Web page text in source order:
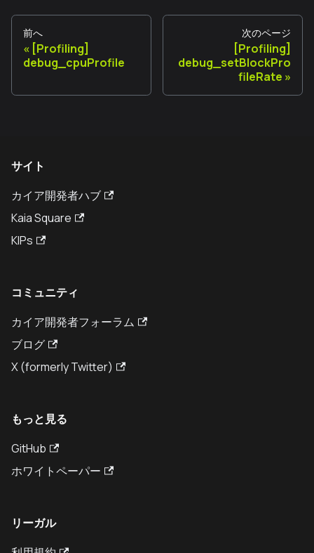
前へ
[Profiling]
debug_cpuProfile
次のページ
[Profiling]
debug_setBlockPro
fileRate
サイト
カイア開発者ハブ
Kaia Square
KIPs
コミュニティ
カイア開発者フォーラム
ブログ
X (formerly Twitter)
もっと見る
GitHub
ホワイトペーパー
リーガル